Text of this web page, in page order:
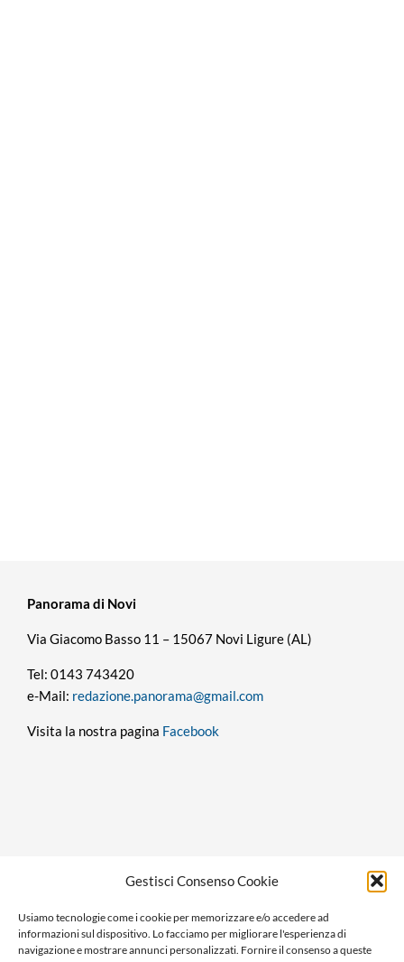
Gestisci Consenso Cookie
Usiamo tecnologie come i cookie per memorizzare e/o accedere ad
informazioni sul dispositivo. Lo facciamo per migliorare l'esperienza di
navigazione e mostrare annunci personalizzati. Fornire il consenso a queste
Panorama di Novi
Via Giacomo Basso 11 – 15067 Novi Ligure (AL)
Tel: 0143 743420
e-Mail: redazione.panorama@gmail.com
Visita la nostra pagina Facebook
Ragione sociale: Panorama S.r.l.
C.F. / P.IVA: 01058470061